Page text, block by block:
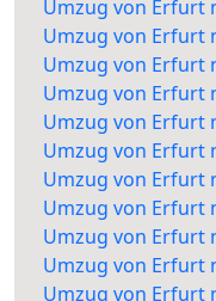
Umzug von Erfurt
Umzug von Erfurt
Umzug von Erfurt
Umzug von Erfurt
Umzug von Erfurt
Umzug von Erfurt
Umzug von Erfurt
Umzug von Erfurt
Umzug von Erfurt
Umzug von Erfurt
Umzug von Erfurt